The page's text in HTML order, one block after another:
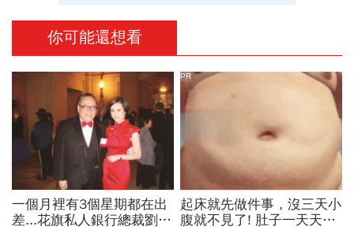
你可能還想看
一個月裡有3個星期都在出
差...花旗私人銀行總裁劉宏
起床就先做件事，沒三天小
腹就不見了! 肚子一天天變
PR